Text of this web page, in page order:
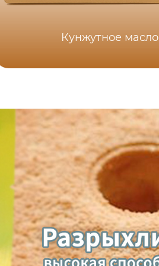
Кунжутное масло